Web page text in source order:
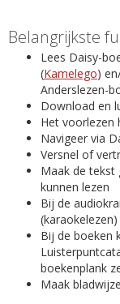
Belangrijkste
Lees Daisy-
(Kamelego)
Anderslezen-
Download en
Het voorlezen
Navigeer via
Versnel of
Maak de tekst
kunnen lezen
Bij de
(karaokelezen)
Bij de boeken
boekenplank
Maak